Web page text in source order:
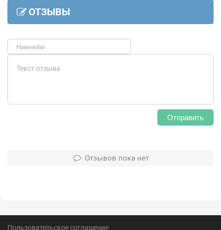
ОТЗЫВЫ
Отправить
Отзывов пока нет
Пользовательское соглашение